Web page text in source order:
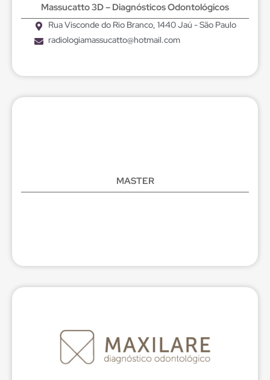
Massucatto 3D – Diagnósticos Odontológicos
Rua Visconde do Rio Branco, 1440 Jaú - São Paulo
radiologiamassucatto@hotmail.com
MASTER